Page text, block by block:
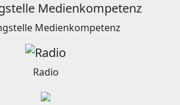
Medienkompetenz
Radio